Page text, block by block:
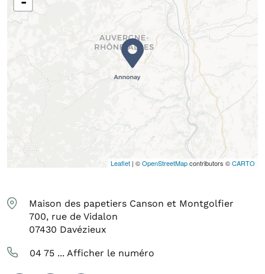
Leaflet | ©OpenStreetMapcontributors ©CARTO
Maison des papetiers Canson et Montgolfier
700, rue de Vidalon
07430 Davézieux
04 75 ... Afficher le numéro